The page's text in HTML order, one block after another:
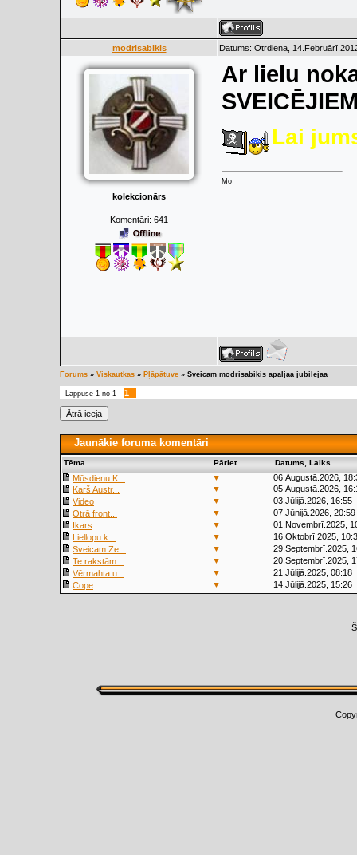
modrisabikis Datums: Otrdiena,
kolekcionārs
Komentāri: 641
Ar lielu
Lai
Mo
Forums » Viskautkas » Pļāpātuve » Sveicam modrisabikis apaljaa jubilejaa
Lappuse 1 no 1 1
Jaunākie foruma komentāri
Tēma Pāriet Datums, Laiks
Mūsdienu K... ▼
06.Augustā.2026,
Karš Austr...
▼
05.Augustā.2026,
Video
▼
03.Jūlijā.2026, 16:55
Otrā front...
▼
07.Jūnijā.2026, 20:59
Ikars
▼
01.Novembrī.2025,
Liellopu k...
▼
16.Oktobrī.2025,
Sveicam Ze...
▼
29.Septembrī.2025,
Te rakstām...
▼
20.Septembrī.2025,
Vērmahta u...
▼
21.Jūlijā.2025, 08:18
Cope
▼ 14.Jūlijā.2025, 15:26